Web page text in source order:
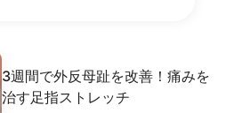
3週間で外反母趾を改善！痛みを
治す足指ストレッチ